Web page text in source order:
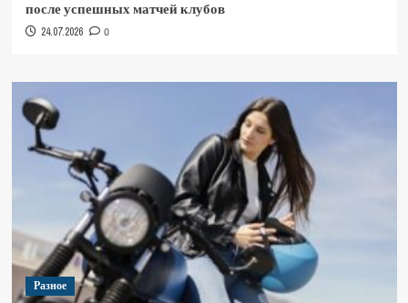
после успешных матчей клубов
24.07.2026 0
Разное